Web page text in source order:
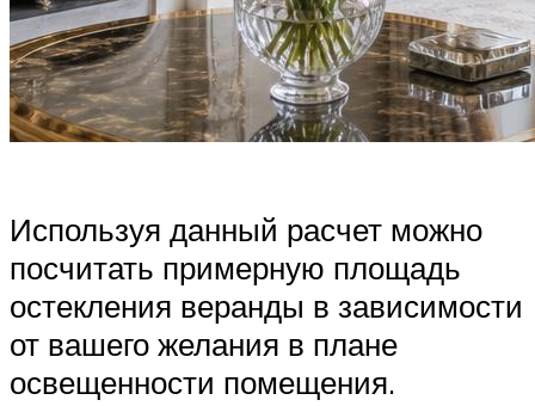
Используя данный расчет можно
посчитать примерную площадь
остекления веранды в зависимости
от вашего желания в плане
освещенности помещения.